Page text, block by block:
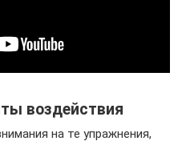
воздействия
на те упражнения,